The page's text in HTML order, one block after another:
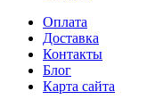
Оплата
Доставка
Контакты
Блог
Карта сайта